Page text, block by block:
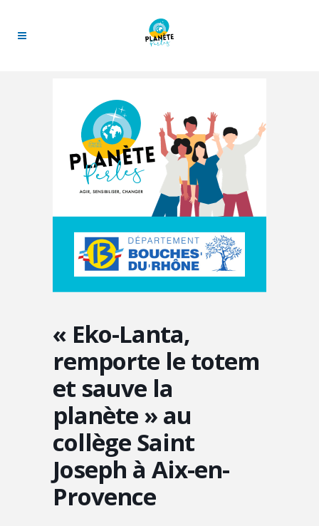
« Eko-Lanta,
remporte le totem
et sauve la
planète » au
collège Saint
Joseph à Aix-en-
Provence